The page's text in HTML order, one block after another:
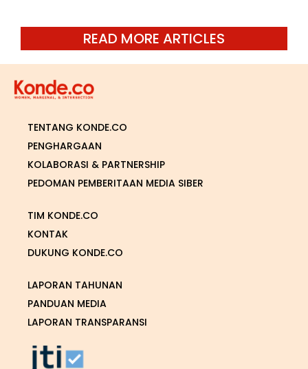
READ MORE ARTICLES
TENTANG KONDE.CO
PENGHARGAAN
KOLABORASI & PARTNERSHIP
PEDOMAN PEMBERITAAN MEDIA SIBER
TIM KONDE.CO
KONTAK
DUKUNG KONDE.CO
LAPORAN TAHUNAN
PANDUAN MEDIA
LAPORAN TRANSPARANSI